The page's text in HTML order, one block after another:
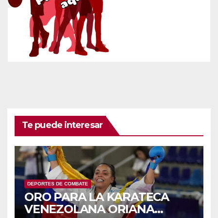
Te puede interesar
DEPORTES DE COMBATE
ORO PARA LA KARATECA
VENEZOLANA ORIANA